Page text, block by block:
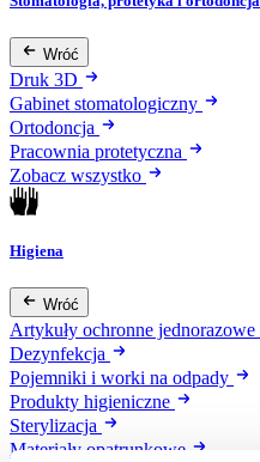
Wróć
Druk 3D
Gabinet stomatologiczny
Ortodoncja
Pracownia protetyczna
Zobacz wszystko
Higiena
Wróć
Artykuły ochronne jednorazowe
Dezynfekcja
Pojemniki i worki na odpady
Produkty higieniczne
Sterylizacja
Materiały opatrunkowe